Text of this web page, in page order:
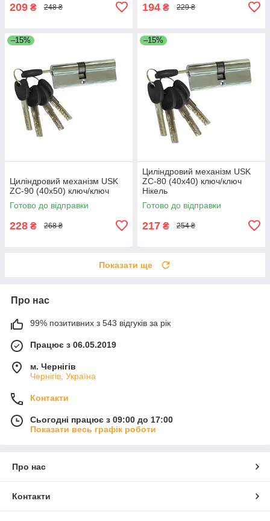
209 ₴ 248 ₴ 194 ₴ 229 ₴
–15%
Циліндровий механізм USK
ZC-90 (40x50) ключ/ключ
Готово до відправки
228 ₴ 268 ₴
–15%
Циліндровий механізм USK
ZC-80 (40x40) ключ/ключ
Нікель
Готово до відправки
217 ₴ 254 ₴
Показати ще
Про нас
99% позитивних з 543 відгуків за рік
Працює з 06.05.2019
м. Чернігів
Чернігів, Україна
Контакти
Сьогодні працює з 09:00 до 17:00
Показати весь графік роботи
Про нас
Контакти